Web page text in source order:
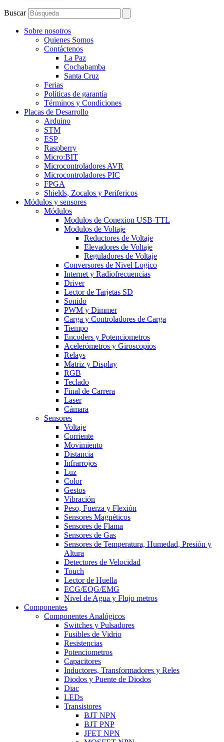
Buscar
Sobre nosotros
Quienes Somos
Contáctenos
La Paz
Cochabamba
Santa Cruz
Ferias
Políticas de garantía
Términos y Condiciones
Placas de Desarrollo
Arduino
STM
ESP
Raspberry
Micro:BIT
Microcontroladores AVR
Microcontroladores PIC
FPGA
Shields, Zocalos y Perifericos
Módulos y sensores
Módulos
Modulos de Conexion USB-TTL
Modulos de Voltaje
Reductores de Voltaje
Elevadores de Voltaje
Reguladores de Voltaje
Conversores de Nivel Logico
Internet y Radiofrecuencias
Driver
Lector de Tarjetas SD
Sonido
PWM y Dimmer
Carga y Controladores de Carga
Tiempo
Encoders y Potenciometros
Acelerómetros y Giroscopios
Relays
Matriz y Display
RGB
Teclado
Final de Carrera
Laser
Cámara
Sensores
Voltaje
Corriente
Movimiento
Distancia
Infrarrojos
Luz
Color
Gestos
Vibración
Peso, Fuerza y Flexión
Sensores Magnéticos
Sensores de Flama
Sensores de Gas
Sensores de Temperatura, Humedad, Presión y
Altura
Detectores de Velocidad
Touch
Lector de Huella
ECG/EQG/EMG
Nivel de Agua y Flujo metros
Componentes
Componentes Analógicos
Switches y Pulsadores
Fusibles de Vidrio
Resistencias
Potenciometros
Capacitores
Inductores, Transformadores y Reles
Diodos y Puente de Diodos
Diac
LEDs
Transistores
BJT NPN
BJT PNP
JFET NPN